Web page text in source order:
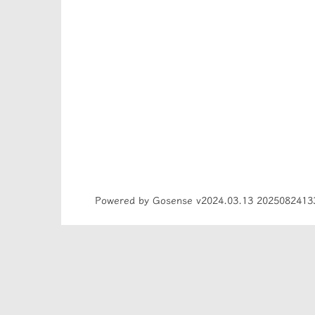
Powered by Gosense v2024.03.13